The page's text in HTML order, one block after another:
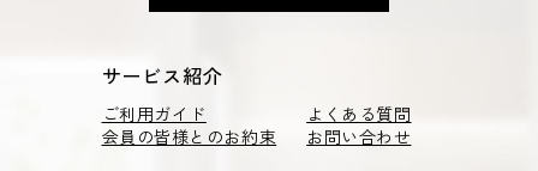
サービス紹介
ご利用ガイド
よくある質問
会員の皆様とのお約束
お問い合わせ